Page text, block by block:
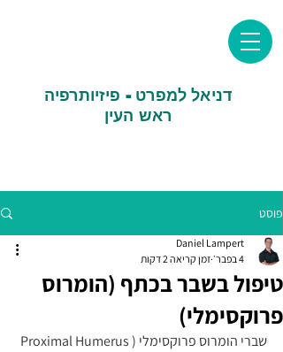
דניאל למפרט - פיזיותרפיה
ראש העין
פוסט
טיפול בשבר בכתף (הומרוס
פרוקסימלי)
Daniel Lampert
4 בפבר׳
זמן קריאה 2 דקות
שברי הומרוס פרוקסימלי (Proximal Humerus